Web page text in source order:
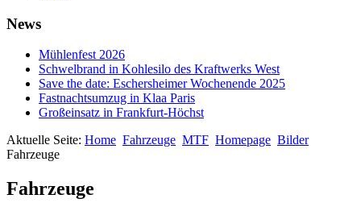
News
Mühlenfest 2026
Schwelbrand in Kohlesilo des Kraftwerks West
Save the date: Eschersheimer Wochenende 2025
Fastnachtsumzug in Klaa Paris
Großeinsatz in Frankfurt-Höchst
Aktuelle Seite: Home Fahrzeuge MTF Homepage Bilder
Fahrzeuge
Fahrzeuge